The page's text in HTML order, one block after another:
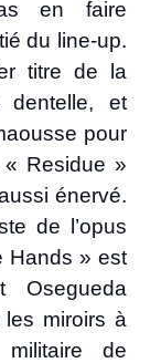
en faire
du line-up.
titre de la
et
pour
Residue »
énervé.
de l’opus
Hands » est
Osegueda
les miroirs à
de